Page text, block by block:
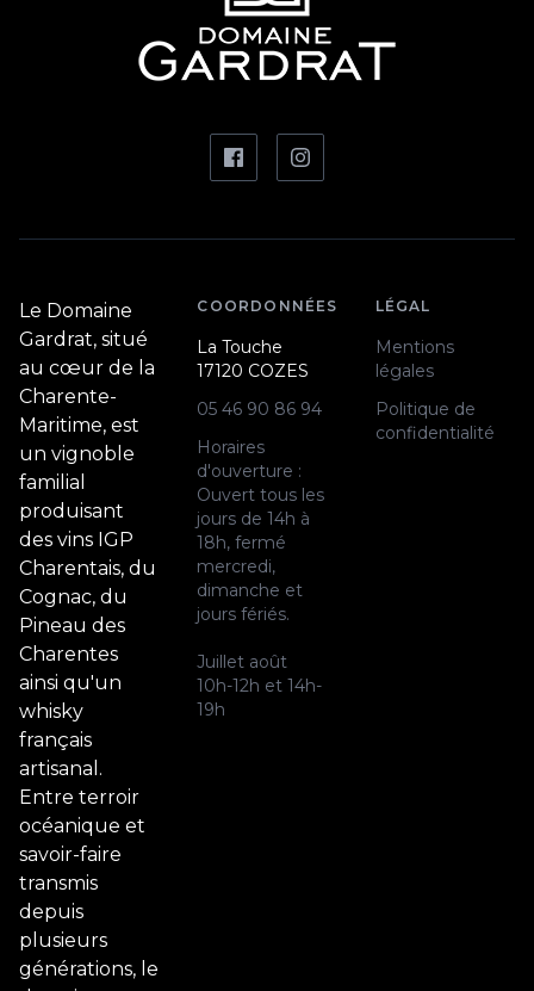
Le Domaine
Gardrat, situé
au cœur de la
Charente-
Maritime, est
un vignoble
familial
produisant
des vins IGP
Charentais, du
Cognac, du
Pineau des
Charentes
ainsi qu'un
whisky
français
artisanal.
Entre terroir
océanique et
savoir-faire
transmis
depuis
plusieurs
générations, le
COORDONNÉES
La Touche
17120 COZES
05 46 90 86 94
Horaires
d'ouverture :
Ouvert tous les
jours de 14h à
18h, fermé
mercredi,
dimanche et
jours fériés.
Juillet août
10h-12h et 14h-
19h
LÉGAL
Mentions
légales
Politique de
confidentialité